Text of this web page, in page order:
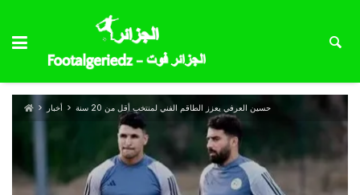
أخبار حسين العرفي يعزز الطاقم الفني لمنتخب أقل من 20 سنة